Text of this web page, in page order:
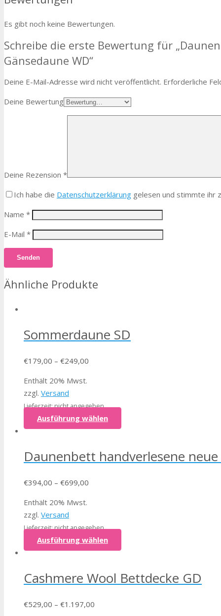
Es gibt noch keine Bewertungen.
Schreibe die erste Bewertung für
Gänsedaune WD“
Deine E-Mail-Adresse wird nicht veröffentlicht. Erforderliche
Deine Bewertung
Deine Rezension *
Ich habe die Datenschutzerklärung gelesen und stimmte ihr
Name *
E-Mail *
Ähnliche Produkte
Sommerdaune SD
€179,00 – €249,00
Enthält 20% Mwst.
zzgl. Versand
Lieferzeit: nicht angegeben
Ausführung wählen
Daunenbett handverlesene
€394,00 – €699,00
Enthält 20% Mwst.
zzgl. Versand
Lieferzeit: nicht angegeben
Ausführung wählen
Cashmere Wool Bettdecke GD
€529,00 – €1.197,00